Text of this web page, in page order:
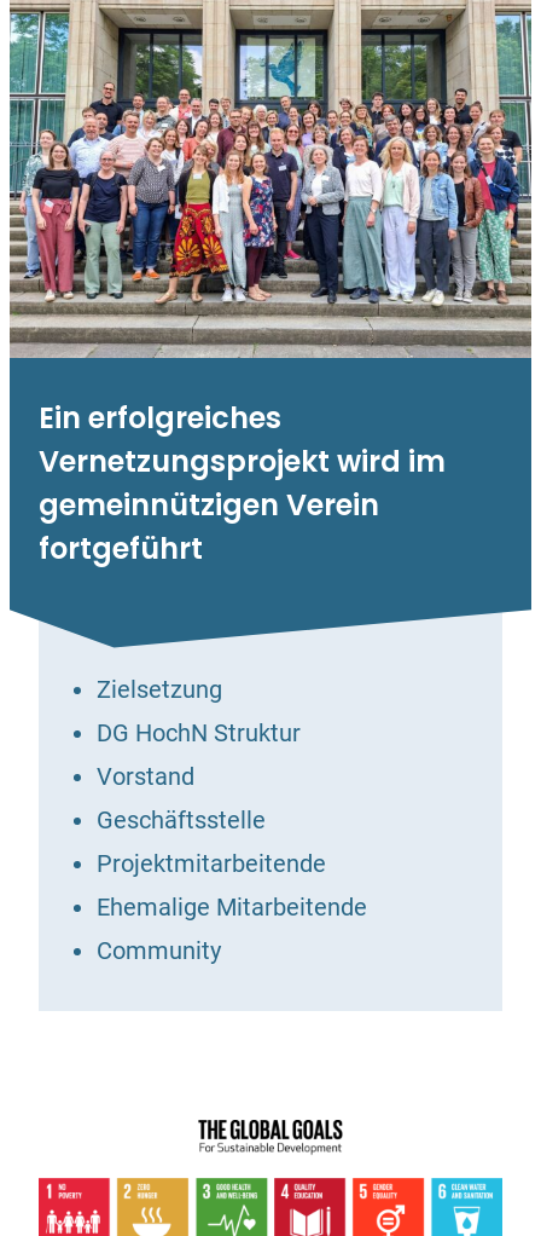
Ein erfolgreiches
Vernetzungsprojekt wird im
gemeinnützigen Verein
fortgeführt
Zielsetzung
DG HochN Struktur
Vorstand
Geschäftsstelle
Projektmitarbeitende
Ehemalige Mitarbeitende
Community